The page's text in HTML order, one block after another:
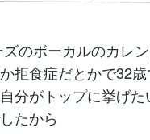
のボーカルのカレ
拒食症だとかで32
分がトップに挙げ
たから